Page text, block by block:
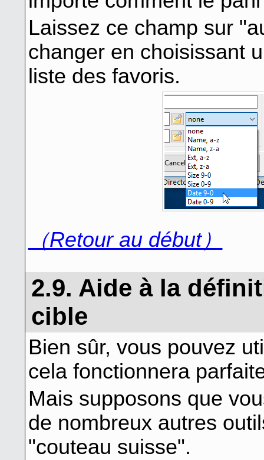
Laissez ce champ sur
changer en choisissant
liste des favoris.
（Retour au début）
2.9. Aide à la
cible
Bien sûr, vous pouvez
cela fonctionnera
Mais supposons que
de nombreux autres
"couteau suisse".